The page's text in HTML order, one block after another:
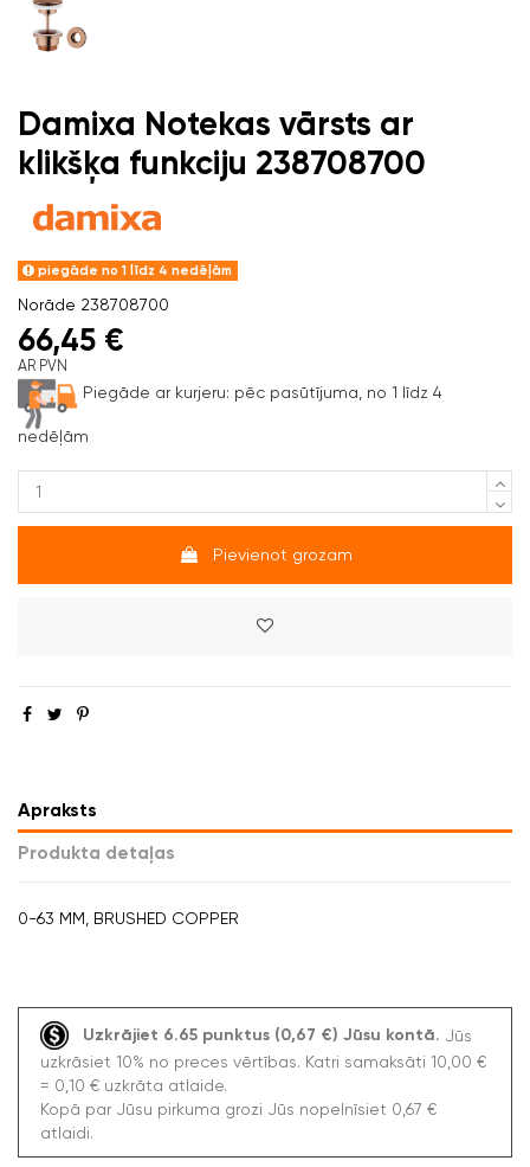
Damixa Notekas vārsts ar
klikšķa funkciju 238708700
piegāde no 1 līdz 4 nedēļām
Norāde 238708700
66,45 €
AR PVN
Piegāde ar kurjeru: pēc pasūtījuma, no 1 līdz 4
nedēļām
Pievienot grozam
Apraksts
Produkta detaļas
0-63 MM, BRUSHED COPPER
Uzkrājiet 6.65 punktus (0,67 €) Jūsu kontā.
Jūs
uzkrāsiet 10% no preces vērtības. Katri samaksāti 10,00 €
= 0,10 € uzkrāta atlaide.
Kopā par Jūsu pirkuma grozi Jūs nopelnīsiet 0,67 €
atlaidi.